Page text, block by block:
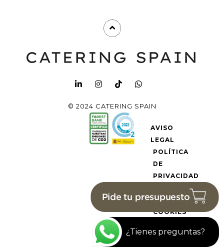
© 2024 CATERING SPAIN
AVISO
LEGAL
POLÍTICA
DE
PRIVACIDAD
DE
COOKIES
¿Tienes preguntas?